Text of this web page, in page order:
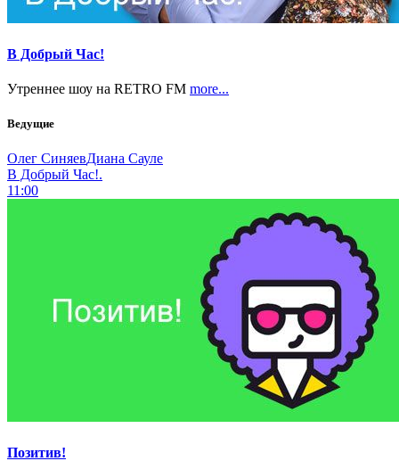
В Добрый Час!
Утреннее шоу на RETRO FM more...
Ведущие
Олег СиняевДиана Сауле
В Добрый Час!.
11:00
Позитив!